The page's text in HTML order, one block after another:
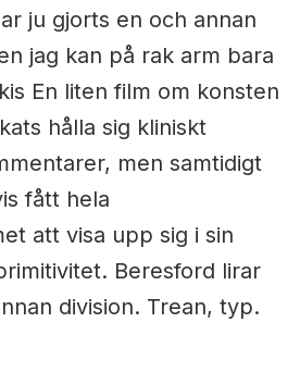
ju gjorts en och annan
jag kan på rak arm bara
En liten film om konsten
hålla sig kliniskt
men samtidigt
fått hela
att visa upp sig i sin
Beresford lirar
division. Trean, typ.